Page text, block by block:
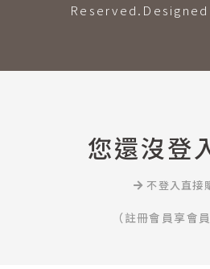
您還沒登
不登入直接
（註冊會員享會